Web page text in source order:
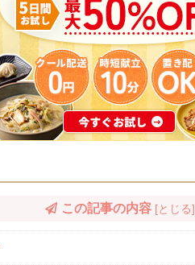
この記事の内容 [とじる]